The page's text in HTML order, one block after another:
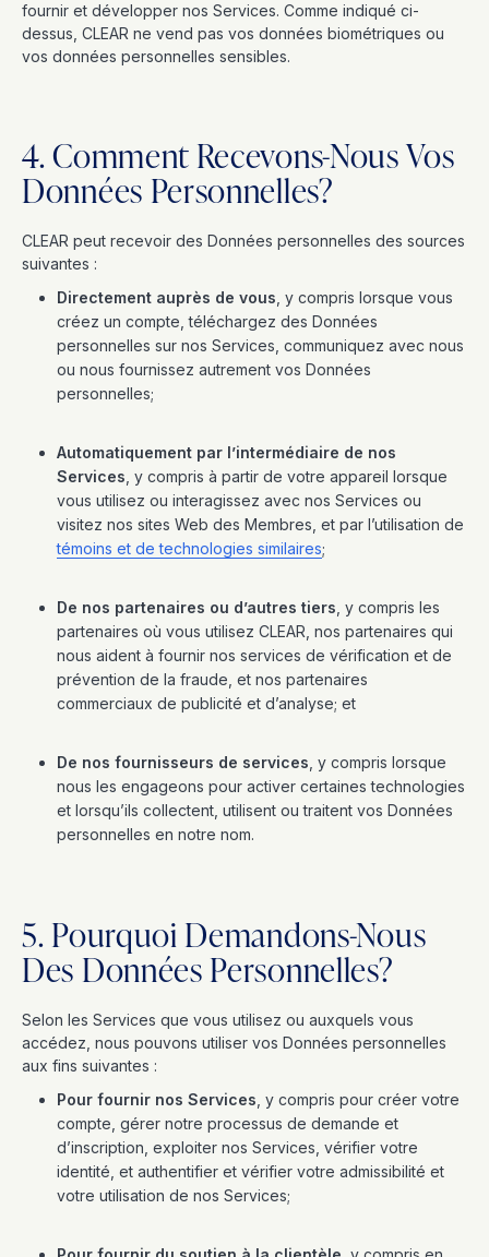
fournir et développer nos Services. Comme indiqué ci-
dessus, CLEAR ne vend pas vos données biométriques ou
vos données personnelles sensibles.
4. Comment Recevons-Nous Vos
Données Personnelles?
CLEAR peut recevoir des Données personnelles des sources
suivantes :
Directement auprès de vous , y compris lorsque vous
créez un compte, téléchargez des Données
personnelles sur nos Services, communiquez avec nous
ou nous fournissez autrement vos Données
personnelles;
Automatiquement par l’intermédiaire de nos
Services , y compris à partir de votre appareil lorsque
vous utilisez ou interagissez avec nos Services ou
visitez nos sites Web des Membres, et par l’utilisation de
témoins et de technologies similaires;
De nos partenaires ou d’autres tiers , y compris les
partenaires où vous utilisez CLEAR, nos partenaires qui
nous aident à fournir nos services de vérification et de
prévention de la fraude, et nos partenaires
commerciaux de publicité et d’analyse; et
De nos fournisseurs de services , y compris lorsque
nous les engageons pour activer certaines technologies
et lorsqu’ils collectent, utilisent ou traitent vos Données
personnelles en notre nom.
5. Pourquoi Demandons-Nous
Des Données Personnelles?
Selon les Services que vous utilisez ou auxquels vous
accédez, nous pouvons utiliser vos Données personnelles
aux fins suivantes :
Pour fournir nos Services , y compris pour créer votre
compte, gérer notre processus de demande et
d’inscription, exploiter nos Services, vérifier votre
identité, et authentifier et vérifier votre admissibilité et
votre utilisation de nos Services;